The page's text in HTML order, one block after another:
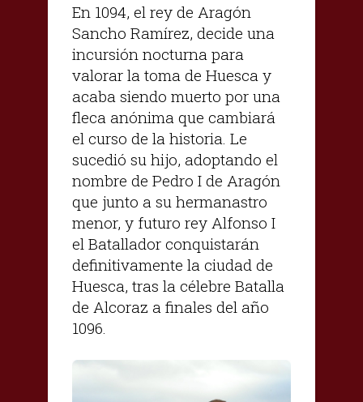
En 1094, el rey de Aragón
Sancho Ramírez, decide una
incursión nocturna para
valorar la toma de Huesca y
acaba siendo muerto por una
fleca anónima que cambiará
el curso de la historia. Le
sucedió su hijo, adoptando el
nombre de Pedro I de Aragón
que junto a su hermanastro
menor, y futuro rey Alfonso I
el Batallador conquistarán
definitivamente la ciudad de
Huesca, tras la célebre Batalla
de Alcoraz a finales del año
1096.